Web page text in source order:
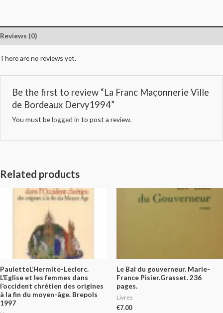
Reviews (0)
There are no reviews yet.
Be the first to review “La Franc Maçonnerie Ville
de Bordeaux Dervy1994”
You must belogged in to post a review.
Related products
PauletteL’Hermite-Leclerc.
L’Eglise et les femmes dans
l’occident chrétien des origines
à la fin du moyen-âge. Brepols
1997
Le Bal du gouverneur. Marie-
France Pisier.Grasset. 236
pages.
Livres
€7.00